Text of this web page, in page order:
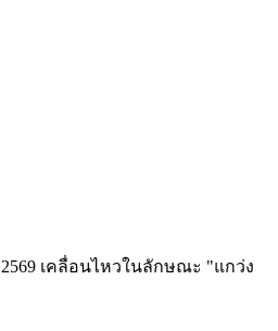
เคลื่อนไหวในลักษณะ "แกว่ง